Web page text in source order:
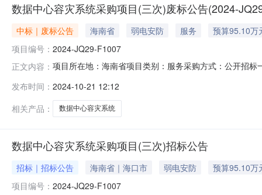
数据中心容灾系统采购项目(三次)废标公告(2024-
中标｜废标公告 海南省 弱电安防 服务
预算95.10万
项目编号： 2024-JQ29-F1007
正文内容： 项目所在地：海南省项目类别：服务采购方式：公开招
全部运抵甲方单位指定到货地点）。说明：项目预算金
接受联合体投标：否；四
发布时间： 2024-10-21 12:12
相关产品：
数据中心容灾系统
数据中心容灾系统采购项目(三次)招标公告
招标｜招标公告 海南省｜海口市 弱电安防
预算95.10万
项目编号： 2024-JQ29-F1007